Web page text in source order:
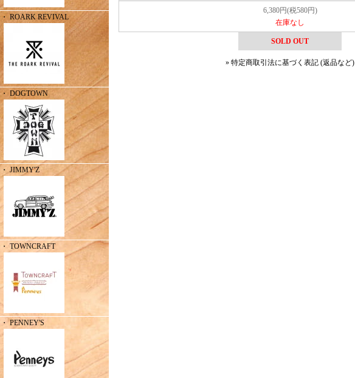
・ ROARK REVIVAL
・ DOGTOWN
・ JIMMY'Z
・ TOWNCRAFT
・ PENNEY'S
6,380円(税580円)
在庫なし
SOLD OUT
» 特定商取引法に基づく表記 (返品など)